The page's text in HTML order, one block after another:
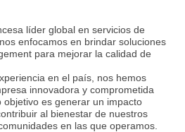
líder global en servicios de
enfocamos en brindar soluciones
para mejorar la calidad de
en el país, nos hemos
innovadora y comprometida
objetivo es generar un impacto
al bienestar de nuestros
en las que operamos.